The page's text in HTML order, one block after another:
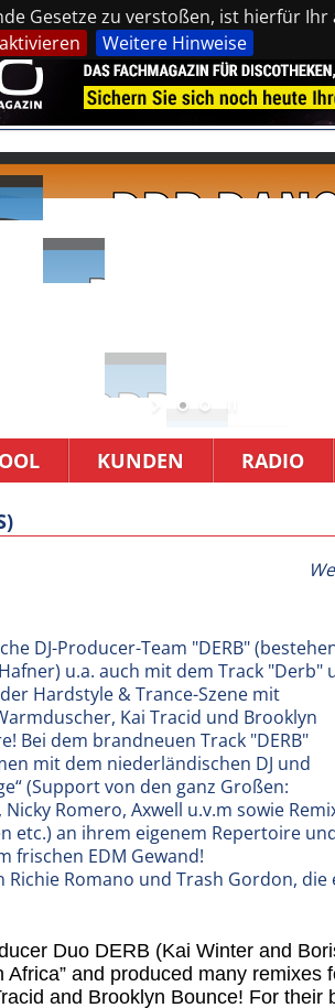
Gesetze zu verstoßen, ist hierfür
Weitere Hinweise
KUNDEN RADIO
DJ-Producer-Team "DERB"
u.a. auch mit dem Track "Derb"
Hardstyle & Trance-Szene mit
Kai Tracid und Brooklyn
Bei dem brandneuen Track "DERB"
mit dem niederländischen DJ und
(Support von den ganz Großen:
Romero, Axwell u.v.m sowie
etc.) an ihrem eigenem Repertoire
frischen EDM Gewand!
Richie Romano und Trash Gordon,
Duo DERB (Kai Winter and
Africa” and produced many
and Brooklyn Bounce! For their